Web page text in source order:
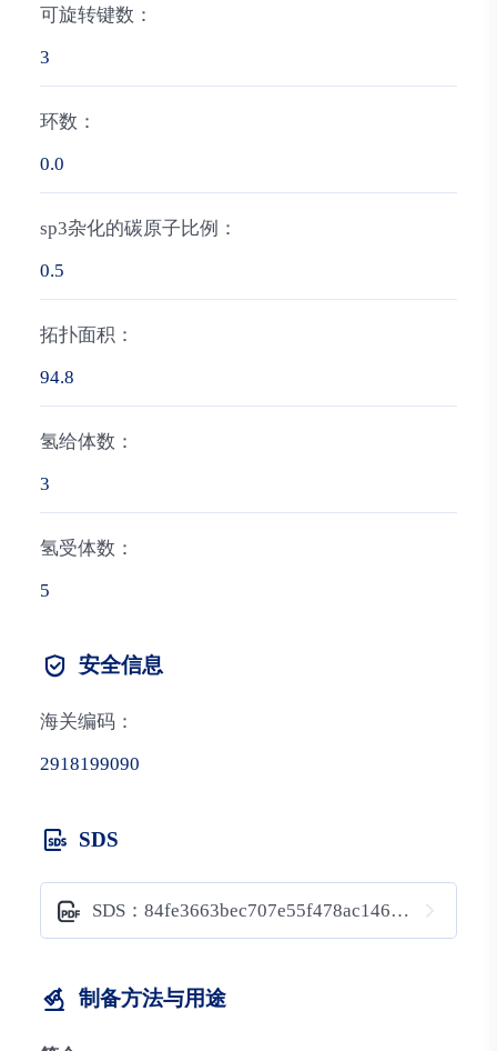
可旋转键数：
3
环数：
0.0
sp3杂化的碳原子比例：
0.5
拓扑面积：
94.8
氢给体数：
3
氢受体数：
5
安全信息
海关编码：
2918199090
SDS
SDS：84fe3663bec707e55f478ac14653506f
制备方法与用途